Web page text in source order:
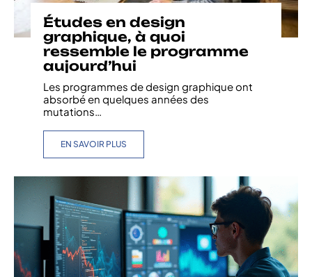
Études en design
graphique, à quoi
ressemble le programme
aujourd’hui
Les programmes de design graphique ont
absorbé en quelques années des
mutations…
EN SAVOIR PLUS